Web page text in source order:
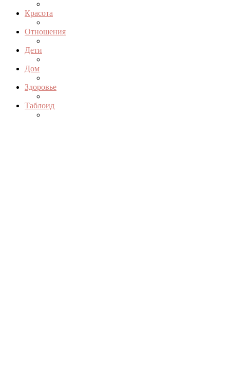
Красота
Отношения
Дети
Дом
Здоровье
Таблоид